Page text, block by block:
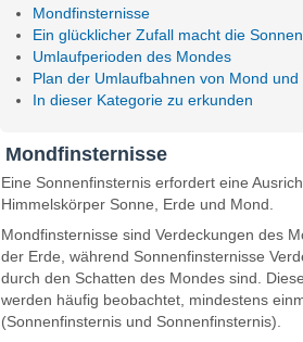
Mondfinsternisse
Ein glücklicher Zufall macht die
Umlaufperioden des Mondes
Plan der Umlaufbahnen von Mond und
In dieser Kategorie zu erkunden
Mondfinsternisse
Eine Sonnenfinsternis erfordert eine
Himmelskörper Sonne, Erde und Mond.
Mondfinsternisse sind Verdeckungen des
der Erde, während Sonnenfinsternisse
durch den Schatten des Mondes sind.
werden häufig beobachtet, mindestens
(Sonnenfinsternis und Sonnenfinsternis).